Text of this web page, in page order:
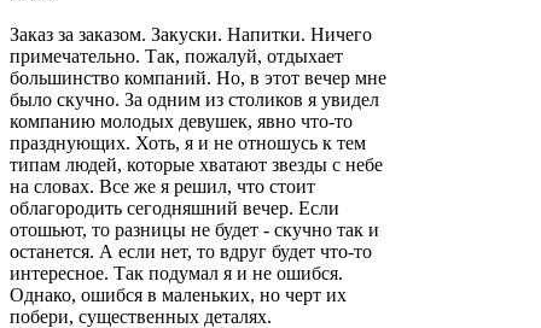
Заказ за заказом. Закуски. Напитки. Ничего
примечательно. Так, пожалуй, отдыхает
большинство компаний. Но, в этот вечер мне
было скучно. За одним из столиков я увидел
компанию молодых девушек, явно что-то
празднующих. Хоть, я и не отношусь к тем
типам людей, которые хватают звезды с небе
на словах. Все же я решил, что стоит
облагородить сегодняшний вечер. Если
отошьют, то разницы не будет - скучно так и
останется. А если нет, то вдруг будет что-то
интересное. Так подумал я и не ошибся.
Однако, ошибся в маленьких, но черт их
побери, существенных деталях.